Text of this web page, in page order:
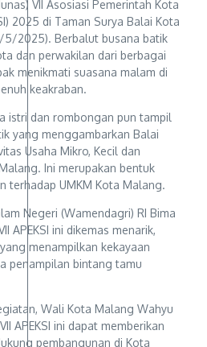
VII Asosiasi Pemerintah Kota
2025 di Taman Surya Balai Kota
5/2025). Berbalut busana batik
dan perwakilan dari berbagai
menikmati suasana malam di
keakraban.
istri dan rombongan pun tampil
yang menggambarkan Balai
Usaha Mikro, Kecil dan
Ini merupakan bentuk
terhadap UMKM Kota Malang.
Negeri (Wamendagri) RI Bima
APEKSI ini dikemas menarik,
menampilkan kekayaan
penampilan bintang tamu
Wali Kota Malang Wahyu
APEKSI ini dapat memberikan
pembangunan di Kota